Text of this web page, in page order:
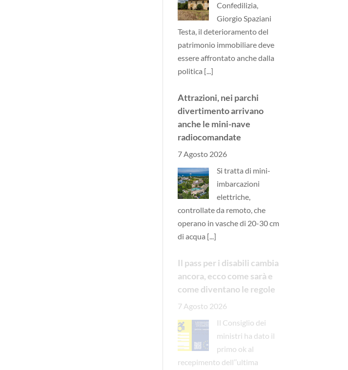
Confedilizia,
Giorgio Spaziani
Testa, il deterioramento del
patrimonio immobiliare deve
essere affrontato anche dalla
politica [...]
Attrazioni, nei parchi
divertimento arrivano
anche le mini-nave
radiocomandate
7 Agosto 2026
Si tratta di mini-
imbarcazioni
elettriche,
controllate da remoto, che
operano in vasche di 20-30 cm
di acqua [...]
Il pass per i disabili cambia
ancora, ecco come sarà e
come diventano le regole
7 Agosto 2026
Il Consiglio dei
ministri ha dato il
primo ok al
recepimento dell’’ultima